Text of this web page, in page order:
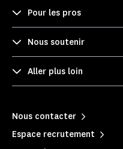
Pour les pros
Nous soutenir
Aller plus loin
Nous contacter
Espace recrutement